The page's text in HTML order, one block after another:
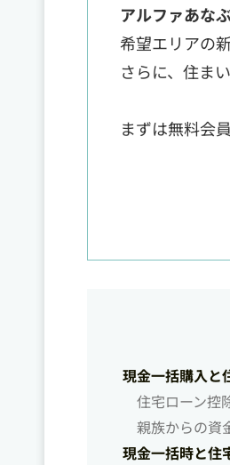
アルファあな
希望エリアの
さらに、住ま
まずは無料会
現金一括購入と
住宅ローン控
親族からの資
現金一括時と住